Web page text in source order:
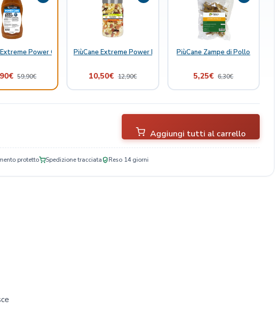
Power Care Joint Boost 300 ml
€ 59,90€
PiùCane Extreme Power Natural Delights Mix Frutta
10,50€ 12,90€
PiùCane Zampe di Pollo
5,25€ 6,30€
Aggiungi tutti al carrello
protetto Spedizione tracciata Reso 14 giorni